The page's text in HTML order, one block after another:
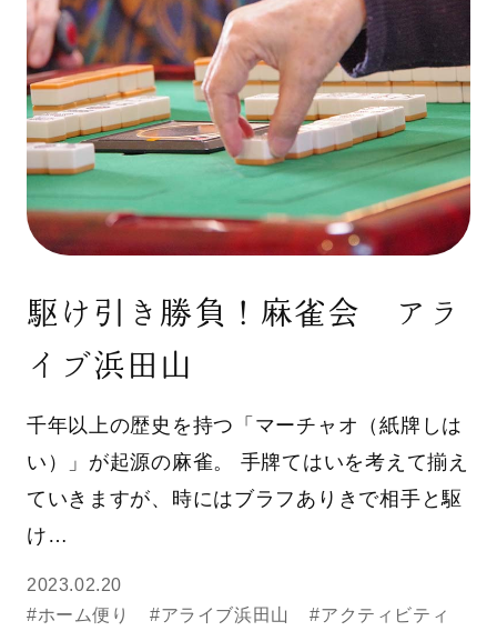
駆け引き勝負！麻雀会 アラ
イブ浜田山
千年以上の歴史を持つ「マーチャオ（紙牌しは
い）」が起源の麻雀。 手牌てはいを考えて揃え
ていきますが、時にはブラフありきで相手と駆
け…
2023.02.20
#ホーム便り
#アライブ浜田山
#アクティビティ